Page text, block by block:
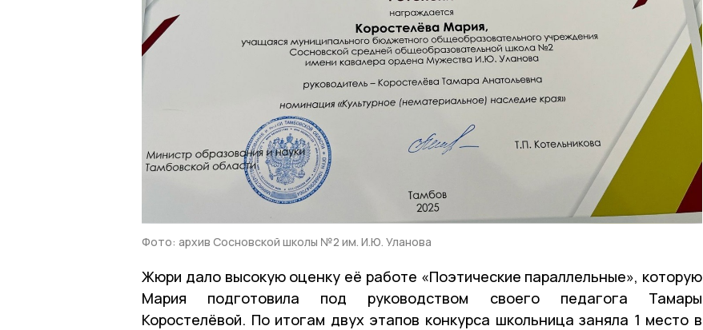
Фото: архив Сосновской школы №2 им. И.Ю. Уланова
Жюри дало высокую оценку её работе «Поэтические параллельные», которую
Мария подготовила под руководством своего педагога Тамары
Коростелёвой. По итогам двух этапов конкурса школьница заняла 1 место в